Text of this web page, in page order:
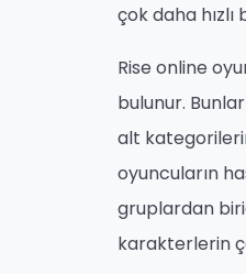
çok daha
Rise online
bulunur.
alt
oyuncuların
gruplardan
karakterlerin